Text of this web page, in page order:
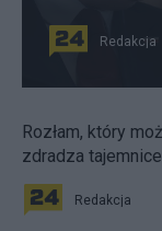
Redakcja
Rozłam, który
zdradza
Redakcja